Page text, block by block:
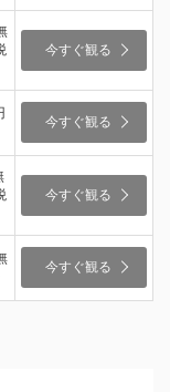
今すぐ観る
今すぐ観る
今すぐ観る
今すぐ観る